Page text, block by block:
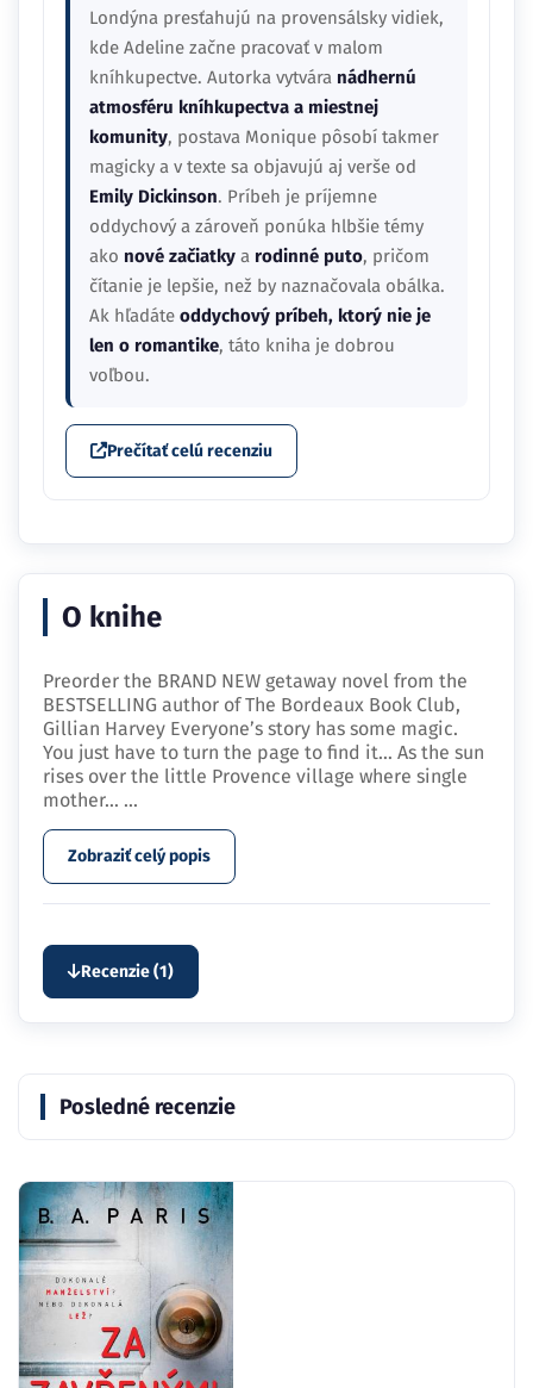
Londýna presťahujú na provensálsky vidiek,
kde Adeline začne pracovať v malom
kníhkupectve. Autorka vytvára nádhernú
atmosféru kníhkupectva a miestnej
komunity, postava Monique pôsobí takmer
magicky a v texte sa objavujú aj verše od
Emily Dickinson. Príbeh je príjemne
oddychový a zároveň ponúka hlbšie témy
ako nové začiatky a rodinné puto, pričom
čítanie je lepšie, než by naznačovala obálka.
Ak hľadáte oddychový príbeh, ktorý nie je
len o romantike, táto kniha je dobrou
voľbou.
Prečítať celú recenziu
O knihe
Preorder the BRAND NEW getaway novel from the
BESTSELLING author of The Bordeaux Book Club,
Gillian Harvey Everyone’s story has some magic.
You just have to turn the page to find it… As the sun
rises over the little Provence village where single
mother… ...
Zobraziť celý popis
Recenzie (1)
Posledné recenzie